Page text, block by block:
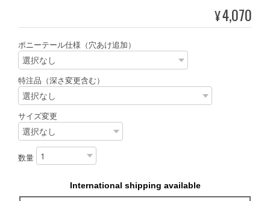
¥4,070
ポニーテール仕様（穴あけ追加）
特注品（深さ変更含む）
サイズ変更
数量
International shipping available